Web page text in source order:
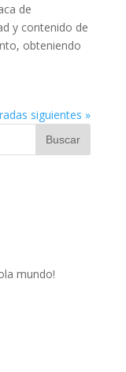
de
y contenido de
obteniendo
siguientes »
mundo!